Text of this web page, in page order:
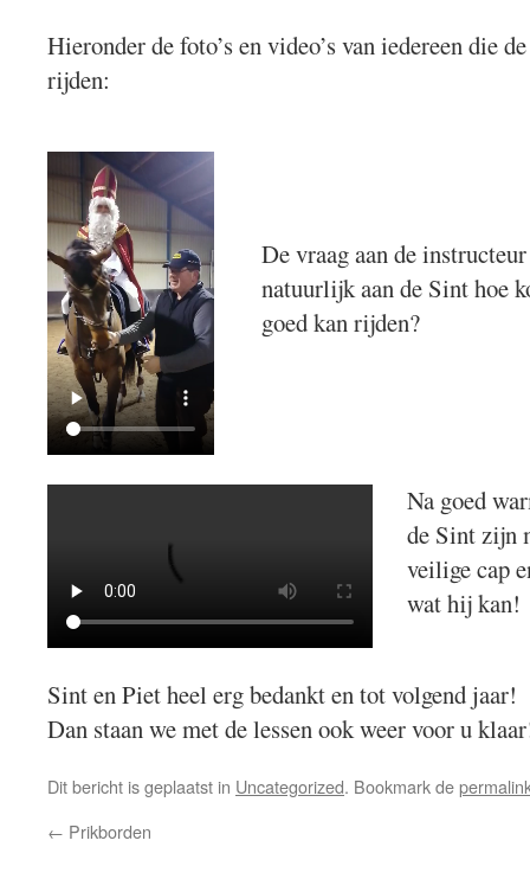
Hieronder de foto’s en video’s van iedereen die
rijden:
De vraag aan de
natuurlijk aan de Sint hoe
goed kan rijden?
Na goed
de Sint zijn
veilige cap
wat hij kan!
Sint en Piet heel erg bedankt en tot volgend jaar!
Dan staan we met de lessen ook weer voor u
Dit bericht is geplaatst in Uncategorized. Bookmark de
← Prikborden